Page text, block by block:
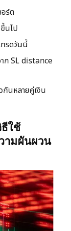
ร์ต
นไป
รดวันนี้
ก SL distance
กันหลายคู่เงิน
ใช้
ามผันผวน